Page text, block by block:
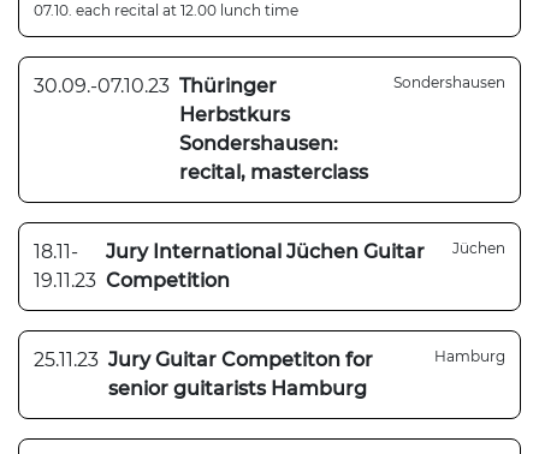
07.10. each recital at 12.00 lunch time
30.09.-07.10.23 Thüringer
Herbstkurs
Sondershausen:
recital, masterclass
Sondershausen
18.11-
19.11.23
Jury International Jüchen Guitar
Competition
Jüchen
25.11.23 Jury Guitar Competiton for
senior guitarists Hamburg
Hamburg